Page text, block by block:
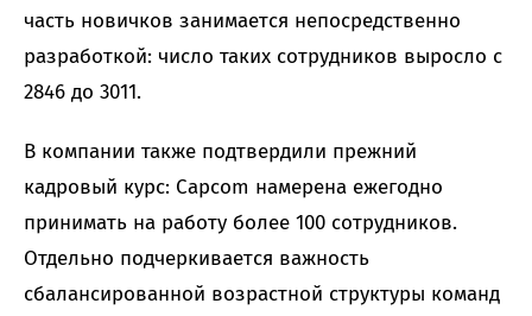
часть новичков занимается непосредственно
разработкой: число таких сотрудников выросло с
2846 до 3011.
В компании также подтвердили прежний
кадровый курс: Capcom намерена ежегодно
принимать на работу более 100 сотрудников.
Отдельно подчеркивается важность
сбалансированной возрастной структуры команд